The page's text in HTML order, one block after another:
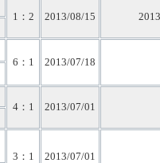
1：2
2013/08/15
6：1
2013/07/18
4：1
2013/07/01
3：1
2013/07/01